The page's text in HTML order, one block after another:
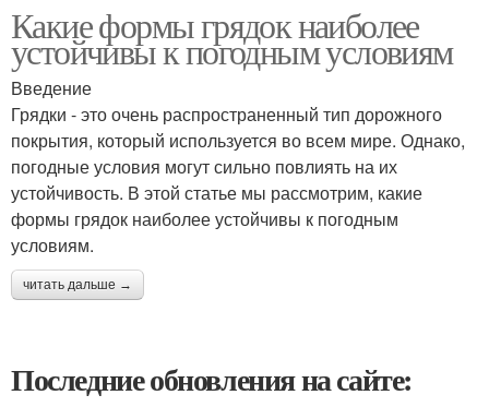
Какие формы грядок наиболее
устойчивы к погодным условиям
Введение
Грядки - это очень распространенный тип дорожного
покрытия, который используется во всем мире. Однако,
погодные условия могут сильно повлиять на их
устойчивость. В этой статье мы рассмотрим, какие
формы грядок наиболее устойчивы к погодным
условиям.
читать дальше →
Последние обновления на сайте: